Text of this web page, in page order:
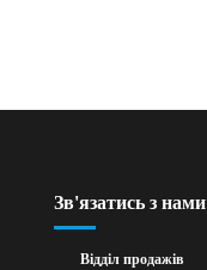
Зв'язатись з нами
Відділ продажів